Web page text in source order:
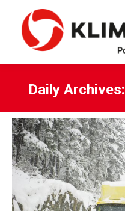
Daily Archives: